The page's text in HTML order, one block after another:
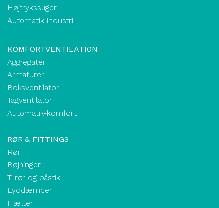
Højtrykssuger
Automatik-industri
KOMFORTVENTILATION
Aggregater
Armaturer
Boksventilator
Tagventilator
Automatik-komfort
RØR & FITTINGS
Rør
Bøjninger
T-rør og påstik
Lyddæmper
Hætter